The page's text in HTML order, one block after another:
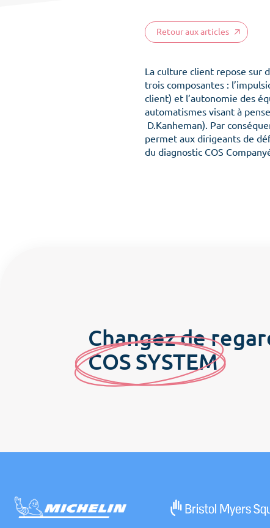
Retour aux articles
La culture client repose sur
trois composantes :
client) et l’autonomie des
automatismes visant à
D.Kanheman). Par
permet aux dirigeants de
du diagnostic COS
Changez de
COS SYSTEM